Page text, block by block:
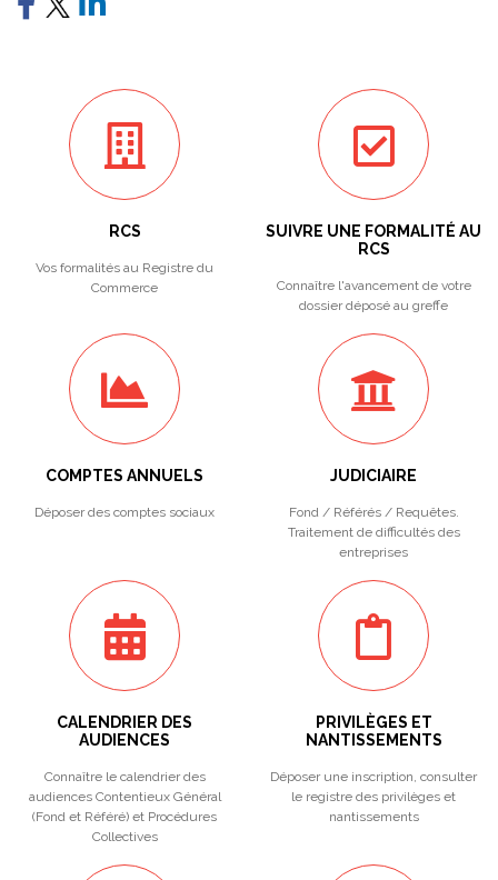
RCS
Vos formalités au Registre du
Commerce
SUIVRE UNE FORMALITÉ AU
RCS
Connaître l'avancement de votre
dossier déposé au greffe
COMPTES ANNUELS
Déposer des comptes sociaux
JUDICIAIRE
Fond / Référés / Requêtes.
Traitement de difficultés des
entreprises
CALENDRIER DES
AUDIENCES
Connaître le calendrier des
audiences Contentieux Général
(Fond et Référé) et Procédures
Collectives
PRIVILÈGES ET
NANTISSEMENTS
Déposer une inscription, consulter
le registre des privilèges et
nantissements